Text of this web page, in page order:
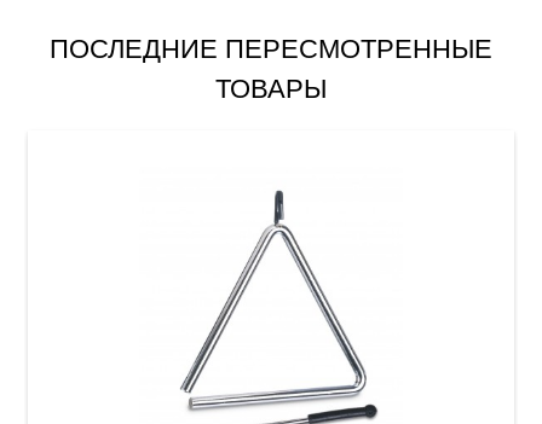
ПОСЛЕДНИЕ ПЕРЕСМОТРЕННЫЕ
ТОВАРЫ